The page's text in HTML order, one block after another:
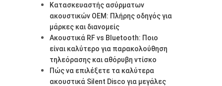
Κατασκευαστής ασύρματων
ακουστικών OEM: Πλήρης οδηγός για
μάρκες και διανομείς
Ακουστικά RF vs Bluetooth: Ποιο
είναι καλύτερο για παρακολούθηση
τηλεόρασης και αθόρυβη ντίσκο
Πώς να επιλέξετε τα καλύτερα
ακουστικά Silent Disco για μεγάλες